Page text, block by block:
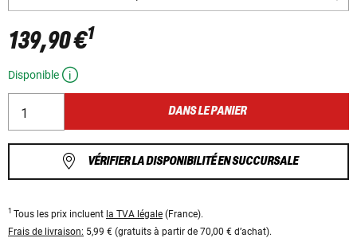
139,90 €1
Disponible
DANS LE PANIER
VÉRIFIER LA DISPONIBILITÉ EN SUCCURSALE
1 Tous les prix incluent la TVA légale (France).
Frais de livraison: 5,99 € (gratuits à partir de 70,00 € d’achat).